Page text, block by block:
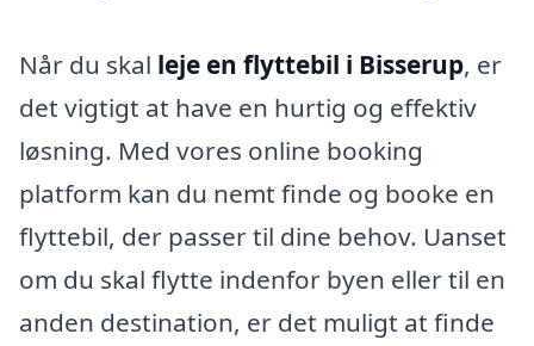
Når du skal leje en flyttebil i Bisserup, er
det vigtigt at have en hurtig og effektiv
løsning. Med vores online booking
platform kan du nemt finde og booke en
flyttebil, der passer til dine behov. Uanset
om du skal flytte indenfor byen eller til en
anden destination, er det muligt at finde